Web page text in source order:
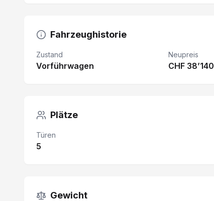
Fahrzeughistorie
Zustand
Vorführwagen
Neupreis
CHF 38’140
Plätze
Türen
5
Gewicht